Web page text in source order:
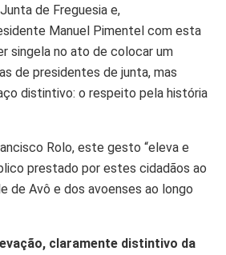
de Freguesia e,
Manuel Pimentel com esta
singela no ato de colocar um
de presidentes de junta, mas
distintivo: o respeito pela história
Rolo, este gesto “eleva e
prestado por estes cidadãos ao
de Avô e dos avoenses ao longo
claramente distintivo da